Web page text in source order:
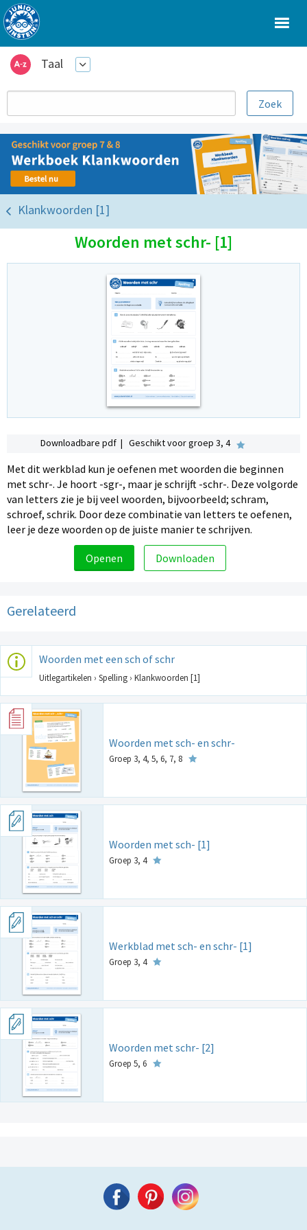
Taal
Klankwoorden [1]
Woorden met schr- [1]
Downloadbare pdf | Geschikt voor groep 3, 4
Met dit werkblad kun je oefenen met woorden die beginnen
met schr-. Je hoort -sgr-, maar je schrijft -schr-. Deze volgorde
van letters zie je bij veel woorden, bijvoorbeeld; schram,
schroef, schrik. Door deze combinatie van letters te oefenen,
leer je deze woorden op de juiste manier te schrijven.
Openen Downloaden
Gerelateerd
Woorden met een sch of schr
Uitlegartikelen › Spelling › Klankwoorden [1]
Woorden met sch- en schr-
Groep 3, 4, 5, 6, 7, 8
Woorden met sch- [1]
Groep 3, 4
Werkblad met sch- en schr- [1]
Groep 3, 4
Woorden met schr- [2]
Groep 5, 6